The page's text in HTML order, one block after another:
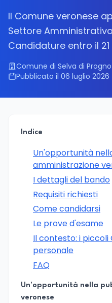
Il Comune veronese
Settore
Candidature entro il
Comune di Selva di Progno
Pubblicato il 06 luglio 2026
Indice
Un'opportunità
amministrazione
I dettagli del bando
Requisiti richiesti
Come candidarsi
Le prove d'esame
Il contesto: i piccoli
personale
FAQ
Un'opportunità nella
veronese